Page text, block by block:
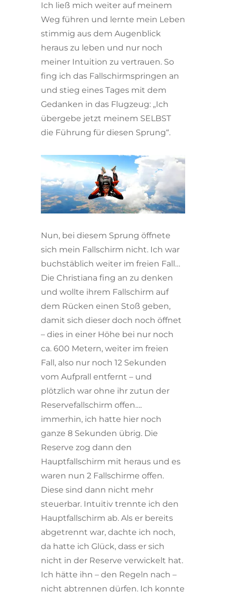
Ich ließ mich weiter auf meinem
Weg führen und lernte mein Leben
stimmig aus dem Augenblick
heraus zu leben und nur noch
meiner Intuition zu vertrauen. So
fing ich das Fallschirmspringen an
und stieg eines Tages mit dem
Gedanken in das Flugzeug: „Ich
übergebe jetzt meinem SELBST
die Führung für diesen Sprung“.
Nun, bei diesem Sprung öffnete
sich mein Fallschirm nicht. Ich war
buchstäblich weiter im freien Fall…
Die Christiana fing an zu denken
und wollte ihrem Fallschirm auf
dem Rücken einen Stoß geben,
damit sich dieser doch noch öffnet
– dies in einer Höhe bei nur noch
ca. 600 Metern, weiter im freien
Fall, also nur noch 12 Sekunden
vom Aufprall entfernt – und
plötzlich war ohne ihr zutun der
Reservefallschirm offen….
immerhin, ich hatte hier noch
ganze 8 Sekunden übrig. Die
Reserve zog dann den
Hauptfallschirm mit heraus und es
waren nun 2 Fallschirme offen.
Diese sind dann nicht mehr
steuerbar. Intuitiv trennte ich den
Hauptfallschirm ab. Als er bereits
abgetrennt war, dachte ich noch,
da hatte ich Glück, dass er sich
nicht in der Reserve verwickelt hat.
Ich hätte ihn – den Regeln nach –
nicht abtrennen dürfen. Ich konnte